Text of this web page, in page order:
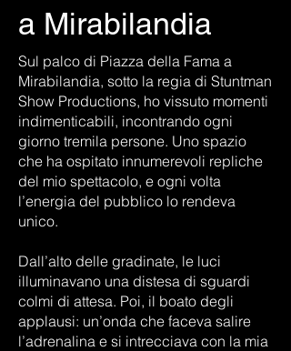
a Mirabilandia
Sul palco di Piazza della Fama a
Mirabilandia, sotto la regia di Stuntman
Show Productions, ho vissuto momenti
indimenticabili, incontrando ogni
giorno tremila persone. Uno spazio
che ha ospitato innumerevoli repliche
del mio spettacolo, e ogni volta
l’energia del pubblico lo rendeva
unico.
Dall’alto delle gradinate, le luci
illuminavano una distesa di sguardi
colmi di attesa. Poi, il boato degli
applausi: un’onda che faceva salire
l’adrenalina e si intrecciava con la mia